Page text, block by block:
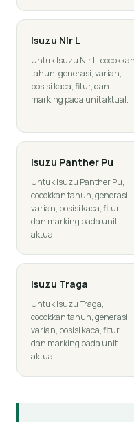
Isuzu Nlr L
Untuk Isuzu Nlr L, cocokkan
tahun, generasi, varian,
posisi kaca, fitur, dan
marking pada unit aktual.
Isuzu Panther Pu
Untuk Isuzu Panther Pu,
cocokkan tahun, generasi,
varian, posisi kaca, fitur,
dan marking pada unit
aktual.
Isuzu Traga
Untuk Isuzu Traga,
cocokkan tahun, generasi,
varian, posisi kaca, fitur,
dan marking pada unit
aktual.